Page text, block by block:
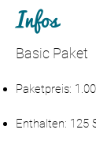
Infos
Basic Paket
Paketpreis:
Enthalten: 125